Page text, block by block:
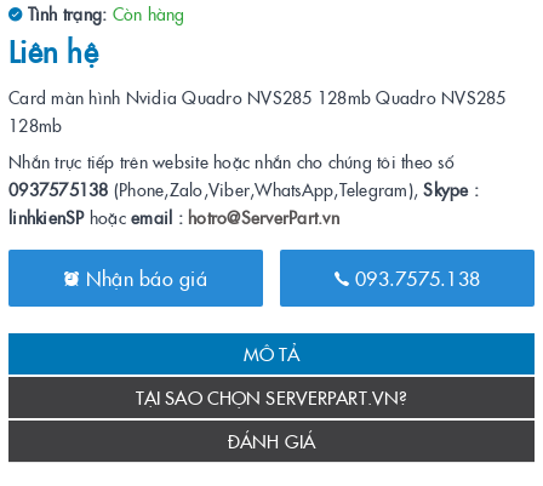
Tình trạng: Còn hàng
Liên hệ
Card màn hình Nvidia Quadro NVS285 128mb Quadro NVS285
128mb
Nhắn trực tiếp trên website hoặc nhắn cho chúng tôi theo số
0937575138 (Phone,Zalo,Viber,WhatsApp,Telegram),Skype :
linhkienSPhoặc email : hotro@ServerPart.vn
Nhận báo giá 093.7575.138
MÔ TẢ
TẠI SAO CHỌN SERVERPART.VN?
ĐÁNH GIÁ